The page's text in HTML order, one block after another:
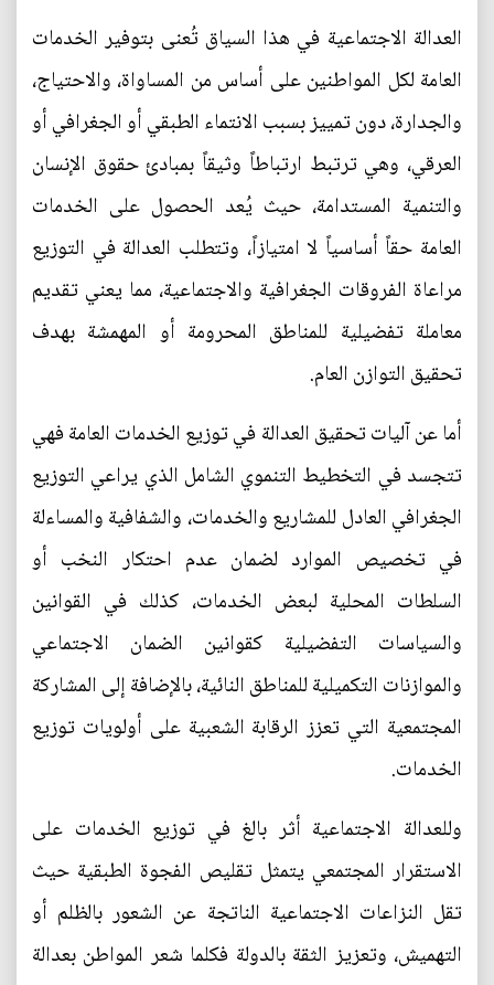
العدالة الاجتماعية في هذا السياق تُعنى بتوفير الخدمات
العامة لكل المواطنين على أساس من المساواة، والاحتياج،
والجدارة، دون تمييز بسبب الانتماء الطبقي أو الجغرافي أو
العرقي، وهي ترتبط ارتباطاً وثيقاً بمبادئ حقوق الإنسان
والتنمية المستدامة، حيث يُعد الحصول على الخدمات
العامة حقاً أساسياً لا امتيازاً، وتتطلب العدالة في التوزيع
مراعاة الفروقات الجغرافية والاجتماعية، مما يعني تقديم
معاملة تفضيلية للمناطق المحرومة أو المهمشة بهدف
تحقيق التوازن العام.
أما عن آليات تحقيق العدالة في توزيع الخدمات العامة فهي
تتجسد في التخطيط التنموي الشامل الذي يراعي التوزيع
الجغرافي العادل للمشاريع والخدمات، والشفافية والمساءلة
في تخصيص الموارد لضمان عدم احتكار النخب أو
السلطات المحلية لبعض الخدمات، كذلك في القوانين
والسياسات التفضيلية كقوانين الضمان الاجتماعي
والموازنات التكميلية للمناطق النائية، بالإضافة إلى المشاركة
المجتمعية التي تعزز الرقابة الشعبية على أولويات توزيع
الخدمات.
وللعدالة الاجتماعية أثر بالغ في توزيع الخدمات على
الاستقرار المجتمعي يتمثل تقليص الفجوة الطبقية حيث
تقل النزاعات الاجتماعية الناتجة عن الشعور بالظلم أو
التهميش، وتعزيز الثقة بالدولة فكلما شعر المواطن بعدالة